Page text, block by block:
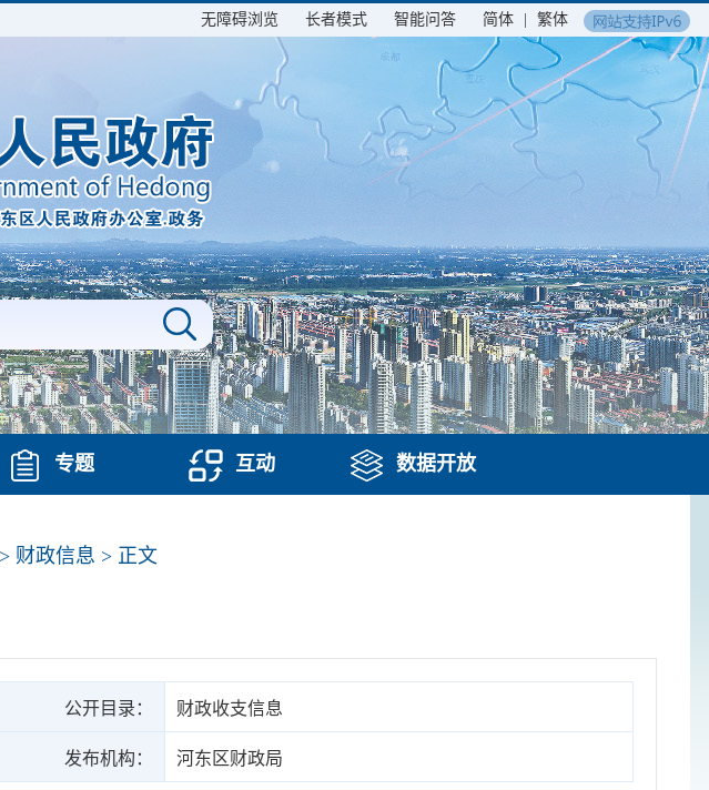
无障碍浏览 长者模式 智能问答 简体 繁体
专题 互动 数据开放
> 财政信息 > 正文
公开目录： 财政收支信息
发布机构： 河东区财政局